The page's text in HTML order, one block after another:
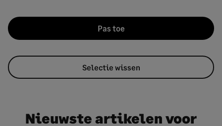
Pas toe
Selectie wissen
Nieuwste artikelen voor